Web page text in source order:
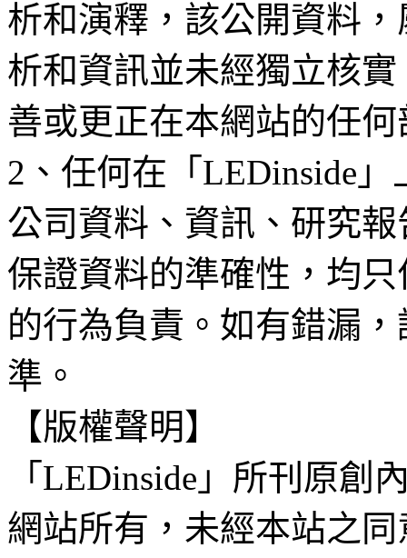
析和演釋，該公開資料
析和資訊並未經獨立核
善或更正在本網站的任
2、任何在「LEDinside
公司資料、資訊、研究
保證資料的準確性，均
的行為負責。如有錯漏
準。
【版權聲明】
「LEDinside」所刊原創
網站所有，未經本站之